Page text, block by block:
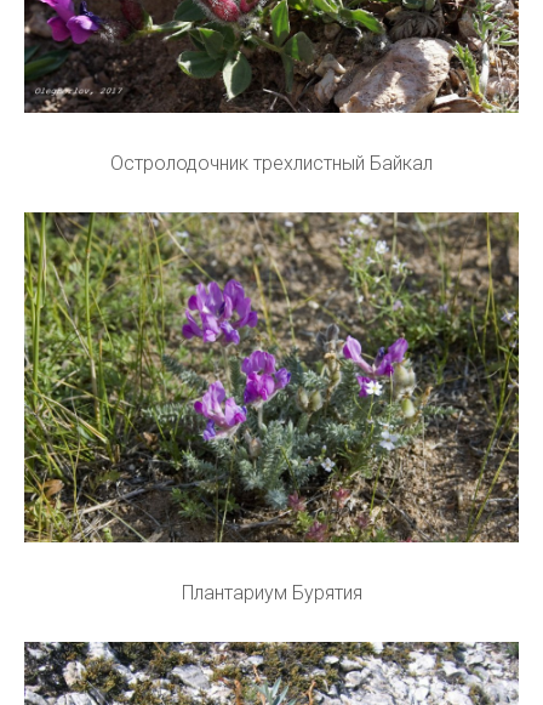
Остролодочник трехлистный Байкал
Плантариум Бурятия